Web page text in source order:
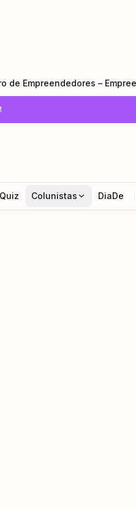
– Empreender e
Quiz Colunistas DiaDe